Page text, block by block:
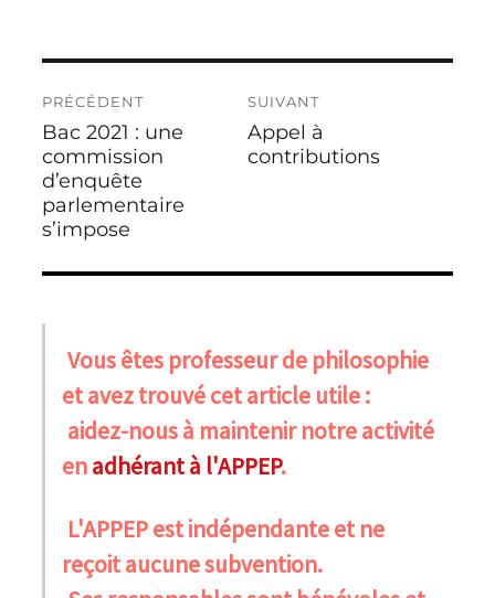
de
l’article
PRÉCÉDENT
Publication
précédente :
Bac 2021 : une
commission
d’enquête
parlementaire
s’impose
SUIVANT
Publication
suivante :
Appel à
contributions
Vous êtes professeur de philosophie
et avez trouvé cet article utile :
aidez-nous à maintenir notre activité
enadhérant à l'APPEP.
L'APPEP est indépendante et ne
reçoit aucune subvention.